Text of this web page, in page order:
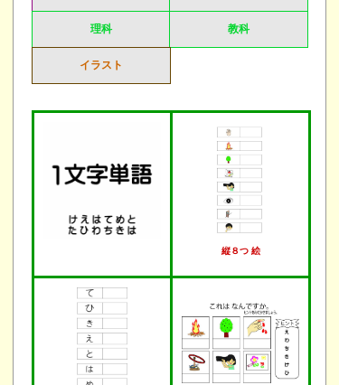
理科 教科
イラスト
縦８つ 絵